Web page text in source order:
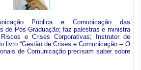
Pública e Comunicação das
de Pós-Graduação; faz palestras e ministra
e Crises Corporativas; Instrutor de
livro “Gestão de Crises e Comunicação – O
de Comunicação precisam saber sobre